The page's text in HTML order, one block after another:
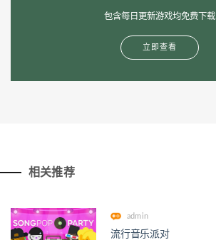
包含每日更新游戏均免费下载
立即查看
相关推荐
admin
流行音乐派对